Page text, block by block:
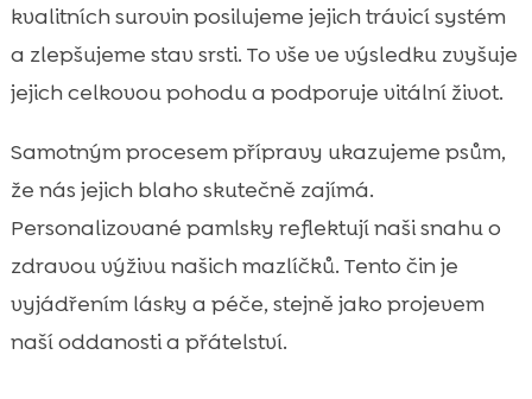
kvalitních surovin posilujeme jejich trávicí systém
a zlepšujeme stav srsti. To vše ve výsledku zvyšuje
jejich celkovou pohodu a podporuje vitální život.
Samotným procesem přípravy ukazujeme psům,
že nás jejich blaho skutečně zajímá.
Personalizované pamlsky reflektují naši snahu o
zdravou výživu našich mazlíčků. Tento čin je
vyjádřením lásky a péče, stejně jako projevem
naší oddanosti a přátelství.